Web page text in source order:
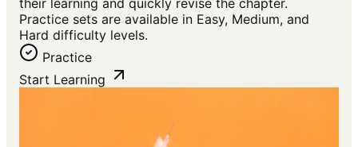
their learning and quickly revise the chapter.
Practice sets are available in Easy, Medium, and
Hard difficulty levels.
Practice
Start Learning